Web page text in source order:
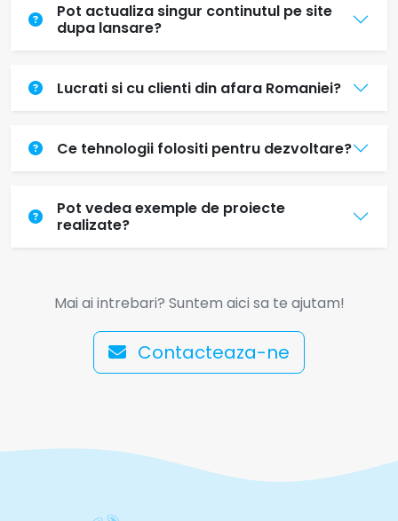
Pot actualiza singur continutul pe site
dupa lansare?
Lucrati si cu clienti din afara Romaniei?
Ce tehnologii folositi pentru dezvoltare?
Pot vedea exemple de proiecte
realizate?
Mai ai intrebari? Suntem aici sa te ajutam!
Contacteaza-ne